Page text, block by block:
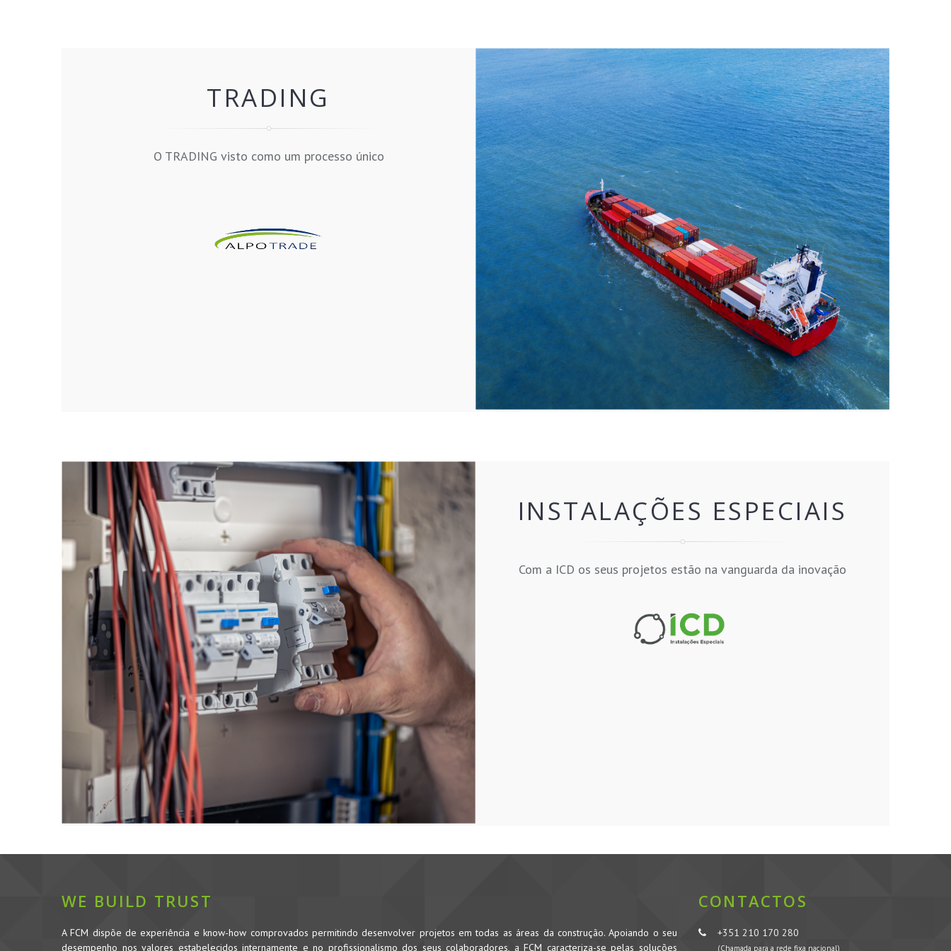
TRADING
O TRADING visto como um processo único
INSTALAÇÕES ESPECIAIS
Com a ICD os seus projetos estão na vanguarda da inovação
WE BUILD TRUST
A FCM dispõe de experiência e know-how comprovados permitindo desenvolver projetos em todas as áreas da construção. Apoiando o seu
desempenho nos valores estabelecidos internamente e no profissionalismo dos seus colaboradores, a FCM caracteriza-se pelas soluções
CONTACTOS
+351 210 170 280
(Chamada para a rede fixa nacional)